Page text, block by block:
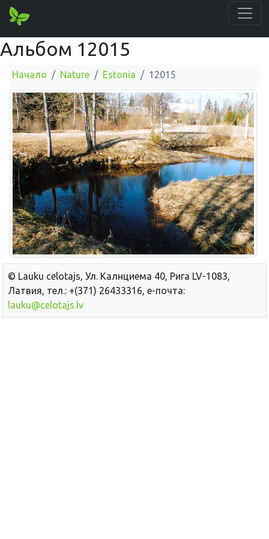
Альбом 12015
Начало Nature Estonia 12015
© Lauku сelotajs, Ул. Калнциема 40, Рига LV-1083,
Латвия, тел.: +(371) 26433316, е-почта:
lauku@celotajs.lv